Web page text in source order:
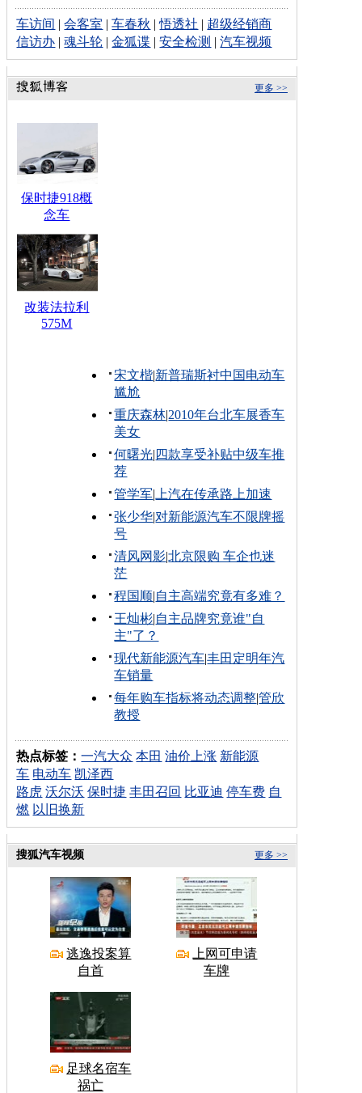
车访间 |会客室 |车春秋 |悟透社 | 超级经销商
信访办 |魂斗轮 |金狐谍 |安全检测 |汽车视频
更多 >>
保时捷918概
念车
改装法拉利
575M
宋文楷|新普瑞斯衬中国电动车
尴尬
重庆森林|2010年台北车展香车
美女
何曙光| 四款享受补贴中级车推
荐
管学军| 上汽在传承路上加速
张少华|对新能源汽车不限牌摇
号
清风网影|北京限购 车企也迷
茫
程国顺|自主高端究竟有多难？
王灿彬|自主品牌究竟谁"自
主"了？
现代新能源汽车|丰田定明年汽
车销量
每年购车指标将动态调整|管欣
教授
热点标签：一汽大众 本田 油价上涨 新能源
车 电动车 凯泽西
路虎 沃尔沃 保时捷 丰田召回 比亚迪 停车费 自
燃 以旧换新
更多 >>
搜狐汽车视频
逃逸投案算
自首
上网可申请
车牌
足球名宿车
祸亡